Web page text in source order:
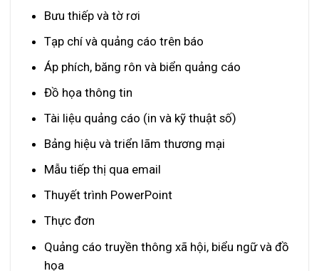
Bưu thiếp và tờ rơi
Tạp chí và quảng cáo trên báo
Áp phích, băng rôn và biển quảng cáo
Đồ họa thông tin
Tài liệu quảng cáo (in và kỹ thuật số)
Bảng hiệu và triển lãm thương mại
Mẫu tiếp thị qua email
Thuyết trình PowerPoint
Thực đơn
Quảng cáo truyền thông xã hội, biểu ngữ và đồ
họa